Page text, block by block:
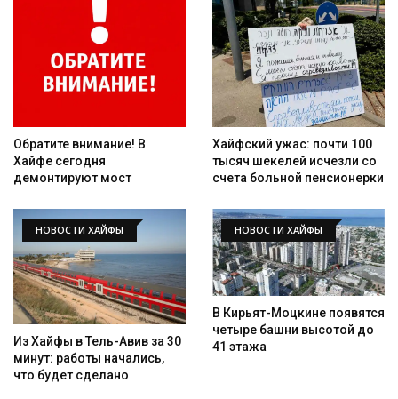
Обратите внимание! В
Хайфе сегодня
демонтируют мост
Хайфский ужас: почти 100
тысяч шекелей исчезли со
счета больной пенсионерки
НОВОСТИ ХАЙФЫ
Из Хайфы в Тель-Авив за 30
минут: работы начались,
что будет сделано
НОВОСТИ ХАЙФЫ
В Кирьят-Моцкине появятся
четыре башни высотой до
41 этажа